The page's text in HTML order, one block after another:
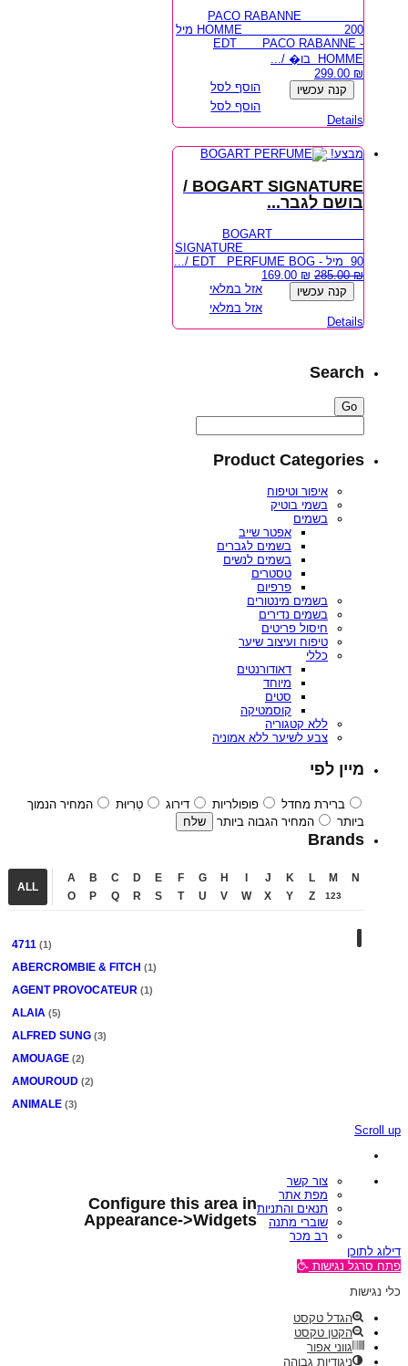
PACO RABANNE
HOMME 200 מיל
- EDT PACO RABANNE
HOMME בו� /...
299.00 ₪
הוסף לסל
קנה עכשיו
הוסף לסל
Details
מבצע!
BOGART SIGNATURE /
בושם לגבר...
BOGART
SIGNATURE
90 מיל - EDT PERFUME BOG /...
285.00₪
169.00 ₪
אזל במלאי
קנה עכשיו
אזל במלאי
Details
Search
Product Categories
איפור וטיפוח
בשמי בוטיק
בשמים
אפטר שייב
בשמים לגברים
בשמים לנשים
טסטרים
פרפיום
בשמים מינטורים
בשמים נדירים
חיסול פריטים
טיפוח ועיצוב שיער
כללי
דאודורנטים
מיוחד
סטים
קוסמטיקה
ללא קטגוריה
צבע לשיער ללא אמוניה
מיין לפי
ברירת מחדל פופולריות דירוג טְרִיוּת
המחיר הנמוך
ביותר
המחיר הגבוה ביותר
Brands
ALL
A B C D E F G H J K L M
N
O
P Q R S T U V W X Y Z 123
4711 (1)
ABERCROMBIE & FITCH (1)
AGENT PROVOCATEUR (1)
ALAIA (5)
ALFRED SUNG (3)
AMOUAGE (2)
AMOUROUD (2)
ANIMALE (3)
Scroll up
צור קשר
מפת אתר
תנאים והתניות
שוברי מתנה
רב מכר
Configure this area in
Appearance->Widgets
דילוג לתוכן
פתח סרגל נגישות
כלי נגישות
הגדל טקסט
הקטן טקסט
גווני אפור
ניגודיות גבוהה